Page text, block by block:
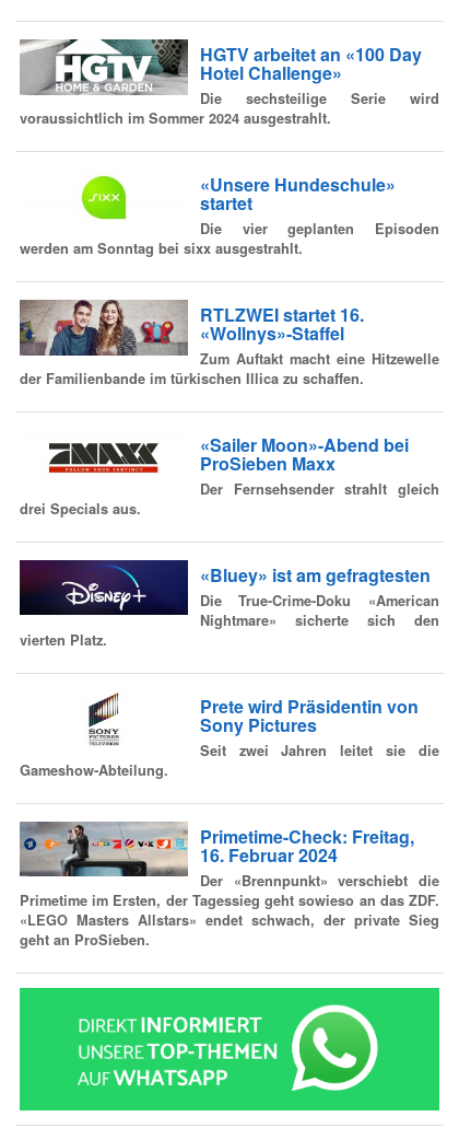
HGTV arbeitet an «100 Day
Hotel Challenge»
Die sechsteilige Serie wird
voraussichtlich im Sommer 2024 ausgestrahlt.
«Unsere Hundeschule»
startet
Die vier geplanten Episoden
werden am Sonntag bei sixx ausgestrahlt.
RTLZWEI startet 16.
«Wollnys»-Staffel
Zum Auftakt macht eine Hitzewelle
der Familienbande im türkischen Illica zu schaffen.
«Sailer Moon»-Abend bei
ProSieben Maxx
Der Fernsehsender strahlt gleich
drei Specials aus.
«Bluey» ist am gefragtesten
Die True-Crime-Doku «American
Nightmare» sicherte sich den
vierten Platz.
Prete wird Präsidentin von
Sony Pictures
Seit zwei Jahren leitet sie die
Gameshow-Abteilung.
Primetime-Check: Freitag,
16. Februar 2024
Der «Brennpunkt» verschiebt die
Primetime im Ersten, der Tagessieg geht sowieso an das ZDF.
«LEGO Masters Allstars» endet schwach, der private Sieg
geht an ProSieben.